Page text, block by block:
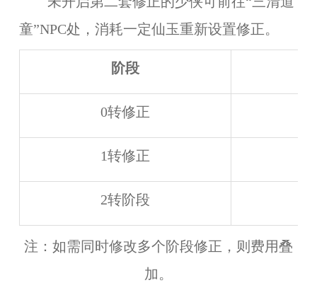
童”NPC处，消耗一定仙玉重新设置修正。
阶段
0转修正
1转修正
2转阶段
注：如需同时修改多个阶段修正，则费用叠
加。